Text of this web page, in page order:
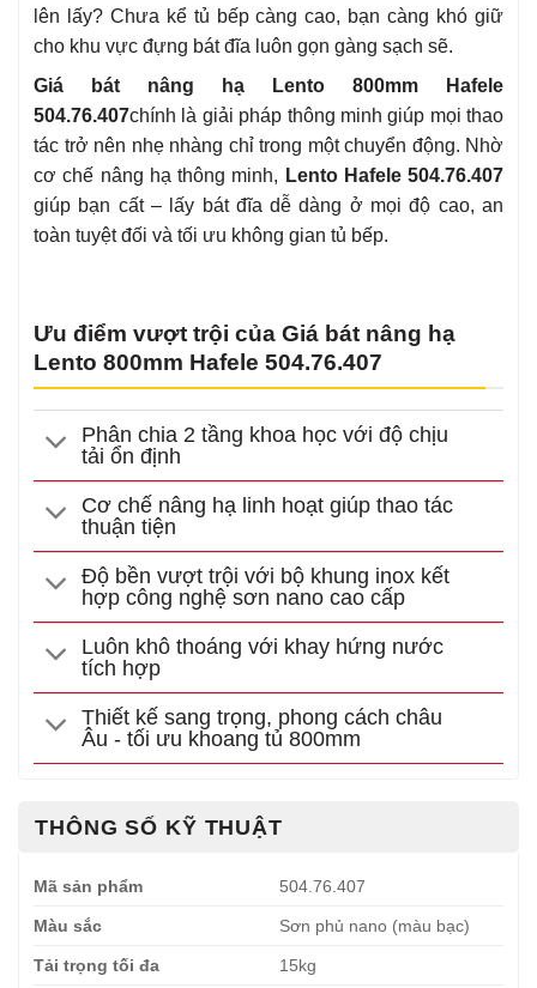
lên lấy? Chưa kể tủ bếp càng cao, bạn càng khó giữ
cho khu vực đựng bát đĩa luôn gọn gàng sạch sẽ.
Giá bát nâng hạ Lento 800mm Hafele
504.76.407chính là giải pháp thông minh giúp mọi thao
tác trở nên nhẹ nhàng chỉ trong một chuyển động. Nhờ
cơ chế nâng hạ thông minh, Lento Hafele 504.76.407
giúp bạn cất – lấy bát đĩa dễ dàng ở mọi độ cao, an
toàn tuyệt đối và tối ưu không gian tủ bếp.
Ưu điểm vượt trội của Giá bát nâng hạ
Lento 800mm Hafele 504.76.407
Phân chia 2 tầng khoa học với độ chịu
tải ổn định
Cơ chế nâng hạ linh hoạt giúp thao tác
thuận tiện
Độ bền vượt trội với bộ khung inox kết
hợp công nghệ sơn nano cao cấp
Luôn khô thoáng với khay hứng nước
tích hợp
Thiết kế sang trọng, phong cách châu
Âu - tối ưu khoang tủ 800mm
THÔNG SỐ KỸ THUẬT
Mã sản phẩm 504.76.407
Màu sắc Sơn phủ nano (màu bạc)
Tải trọng tối đa 15kg